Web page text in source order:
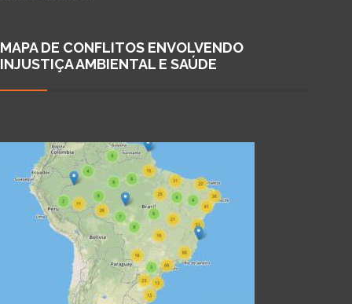
MAPA DE CONFLITOS ENVOLVENDO
INJUSTIÇA AMBIENTAL E SAÚDE